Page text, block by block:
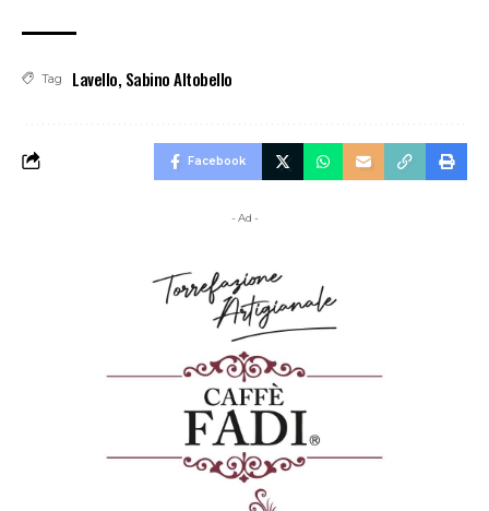
Tag Lavello, Sabino Altobello
Facebook
- Ad -